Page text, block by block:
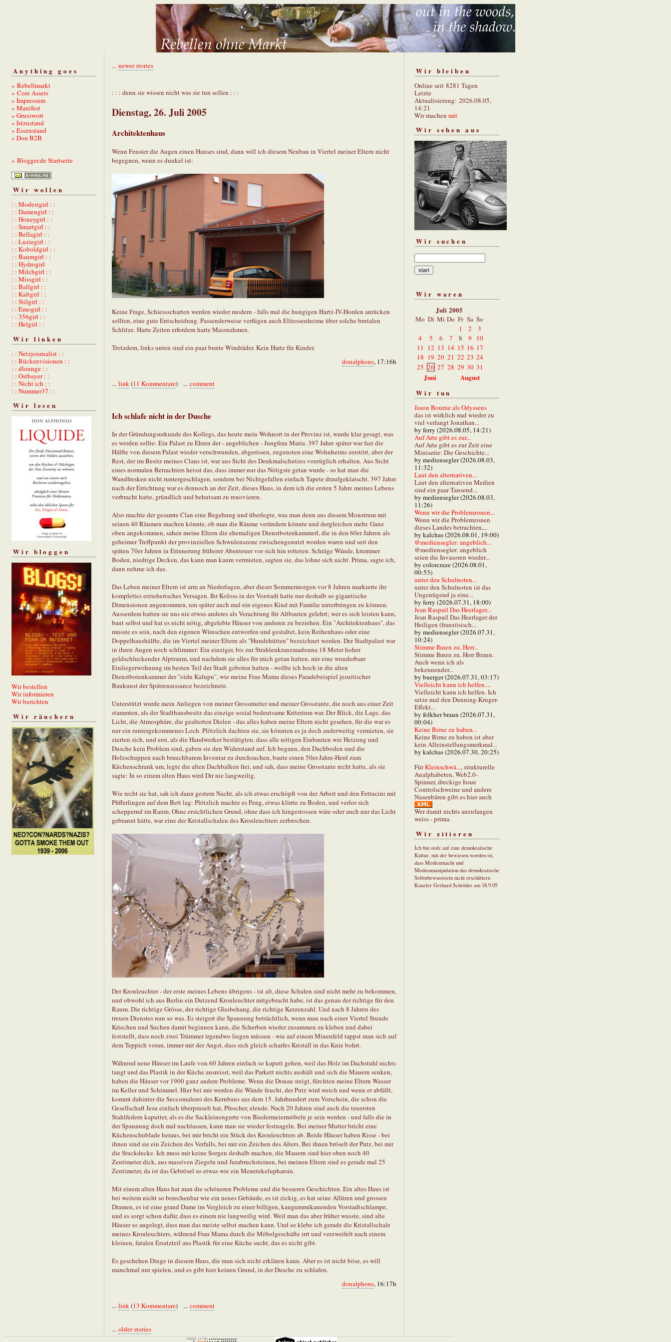
Anything goes
» Rebellmarkt
» Core Assets
» Impressum
» Manifest
» Grusswort
» Istzustand
» Esszustand
» Don B2B
» Blogger.de Startseite
Wir wollen
: : Modestgirl : :
: : Damengirl : :
: : Honeygirl : :
: : Smartgirl : :
: : Bellagirl : :
: : Luziegirl : :
: : Koboldgirl : :
: : Baumgirl : :
: : Hydrogirl
: : Milchgirl : :
: : Missgirl : :
: : Ballgirl : :
: : Kaltgirl : :
: : Stilgirl : :
: : Emogirl : :
: : 356girl : :
: : Helgirl : :
Wir linken
: : Netzjournalist : :
: : Rückenvisionen : :
: : dlounge : :
: : Ostbayer : :
: : Nicht ich : :
: : Nummer37 : :
Wir lesen
Wir bloggen
Wir bestellen
Wir informieren
Wir berichten
Wir räuchern
... newer stories
: : : denn sie wissen nicht was sie tun sollen : : :
Dienstag, 26. Juli 2005
Architektenhaus
Wenn Fenster die Augen einen Hauses sind, dann will ich diesem Neubau in Viertel meiner Eltern nicht
begegnen, wenn es dunkel ist:
Keine Frage, Schiessscharten werden wieder modern - falls mal die hungigen Hartz-IV-Horden anrücken
sollten, eine gute Entscheidung. Passenderweise verfügen auch Elitessenheime über solche brutalen
Schlitze. Harte Zeiten erfordern harte Massnahmen.
Trotzdem, links unten sind ein paar bunte Windräder. Kein Hartz für Kinder.
donalphons, 17:16h
... link (11 Kommentare) ... comment
Ich schlafe nicht in der Dusche
In der Gründungsurkunde des Kollegs, das heute mein Wohnort in der Provinz ist, wurde klar gesagt, was
es werden sollte: Ein Palast zu Ehren der - angeblichen - Jungfrau Maria. 397 Jahre später war fast die
Hälfte von diesem Palast wieder verschwunden, abgerissen, zugunsten eine Wohnheims zerstört, aber der
Rest, der im Besitz meines Clans ist, war aus Sicht des Denkmalschutzes vorzüglich erhalten. Aus Sicht
eines normalen Betrachters heisst das, dass immer nur das Nötigste getan wurde - so hat man die
Wandfresken nicht runtergeschlagen, sondern bei Nichtgefallen einfach Tapete draufgeklatscht. 397 Jahre
nach der Errichtung war es dennoch an der Zeit, dieses Haus, in dem ich die ersten 5 Jahre meines Lebens
verbracht hatte, gründlich und behutsam zu renovieren.
Also machte der gesamte Clan eine Begehung und überlegte, was man denn aus diesem Monstrum mit
seinen 40 Räumen machen könnte, ob man die Räume verändern könnte und dergleichen mehr. Ganz
oben angekommen, sahen meine Eltern die ehemaligen Dienstbotenkammerl, die in den 60er Jahren als
geheimer Treffpunkt der provinziellen Schwulenszene zwischengenutzt worden waren und seit den
späten 70er Jahren in Erinnerung früherer Abenteuer vor sich hin rotteten. Schräge Wände, krummer
Boden, niedrige Decken, das kann man kaum vermieten, sagten sie, das lohne sich nicht. Prima, sagte ich,
dann nehme ich das.
Das Leben meiner Eltern ist arm an Niederlagen, aber dieser Sommermorgen vor 8 Jahren markierte ihr
komplettes erzieherisches Versagen. Ihr Koloss in der Vorstadt hatte nur deshalb so gigantische
Dimensionen angenommen, um später auch mal ein eigenes Kind mit Familie unterbringen zu können.
Ausserdem hatten sie uns nie etwas anderes als Verachtung für Altbauten gelehrt; wer es sich leisten kann,
baut selbst und hat es nicht nötig, abgelebte Häuser von anderen zu beziehen. Ein "Architektenhaus", das
musste es sein, nach den eigenen Wünschen entworfen und gestaltet, kein Reihenhaus oder eine
Doppelhaushälfte, die im Viertel meiner Eltern als "Hundehütten" bezeichnet werden. Der Stadtpalast war
in ihren Augen noch schlimmer: Ein einziger, bis zur Strahlenkranzmadonna 18 Meter hoher
geldschluckender Alptraum, und nachdem sie alles für mich getan hatten, mir eine wunderbare
Einliegerwohnung im besten Teil der Stadt geboten hatten - wollte ich hoch in die alten
Dienstbotenkammer der "oidn Kalupn", wie meine Frau Mama dieses Paradebeispiel jesuitischer
Baukunst der Spätrenaissance bezeichnete.
Unterstützt wurde mein Anliegen von meiner Grossmutter und meiner Grosstante, die noch aus einer Zeit
stammten, als der Stadthausbesitz das einzige sozial bedeutsame Kriterium war. Der Blick, die Lage, das
Licht, die Atmosphäre, die gealterten Dielen - das alles haben meine Eltern nicht gesehen, für die war es
nur ein runtergekommenes Loch. Plötzlich dachten sie, sie könnten es ja doch anderweitig vermieten, sie
zierten sich, und erst, als die Handwerker bestätigten, dass alle nötigen Einbauten wie Heizung und
Dusche kein Problem sind, gaben sie den Widerstand auf. Ich begann, den Dachboden und die
Holzschuppen nach brauchbarem Inventar zu durchsuchen, baute einen 50er-Jahre-Herd zum
Küchenschrank um, legte die alten Dachbalken frei, und sah, dass meine Grosstante recht hatte, als sie
sagte: In so einem alten Haus wird Dir nie langweilig.
Wie recht sie hat, sah ich dann gestern Nacht, als ich etwas erschöpft von der Arbeit und den Fettucini mit
Pfifferlingen auf dem Bett lag: Plötzlich machte es Peng, etwas klirrte zu Boden, und verlor sich
scheppernd im Raum. Ohne ersichtlichen Grund, ohne dass ich hingestossen wäre oder auch nur das Licht
gebrannt hätte, war eine der Kristallschalen des Kronleuchters zerbrochen.
Der Kronleuchter - der erste meines Lebens übrigens - ist alt, diese Schalen sind nicht mehr zu bekommen,
und obwohl ich aus Berlin ein Dutzend Kronleuchter mitgebracht habe, ist das genau der richtige für den
Raum. Die richtige Grösse, der richtige Glasbehang, die richtige Kerzenzahl. Und nach 8 Jahren des
treuen Dienstes nun so was. Es steigert die Spannung beträchtlich, wenn man nach einer Viertel Stunde
Kriechen und Suchen damit beginnen kann, die Scherben wieder zusammen zu kleben und dabei
feststellt, dass noch zwei Trümmer irgendwo liegen müssen - wie auf einem Minenfeld tappst man sich auf
dem Teppich voran, immer mit der Angst, dass sich gleich scharfes Kristall in das Knie bohrt.
Während neue Häuser im Laufe von 60 Jahren einfach so kaputt gehen, weil das Holz im Dachstuhl nichts
taugt und das Plastik in der Küche ausreisst, weil das Parkett nichts aushält und sich die Mauern senken,
haben die Häuser vor 1900 ganz andere Probleme. Wenn die Donau steigt, fürchten meine Eltern Wasser
im Keller und Schimmel. Hier bei mir werden die Wände feucht, der Putz wird weich und wenn er abfällt,
kommt dahinter die Seccomalerei des Kernbaus aus dem 15. Jahrhundert zum Vorschein, die schon die
Gesellschaft Jesu einfach überpinselt hat, Pfuscher, elende. Nach 20 Jahren sind auch die teuersten
Stahlfedern kaputter, als es die Sackleinengurte von Biedermeiermöbeln je sein werden - und falls die in
der Spannung doch mal nachlassen, kann man sie wieder festnageln. Bei meiner Mutter bricht eine
Küchenschublade heraus, bei mir bricht ein Stück des Kronleuchters ab. Beide Häuser haben Risse - bei
ihnen sind sie ein Zeichen des Verfalls, bei mir ein Zeichen des Alters. Bei ihnen bröselt der Putz, bei mir
die Stuckdecke. Ich muss mir keine Sorgen deshalb machen, die Mauern sind hier oben noch 40
Zentimeter dick, aus massiven Ziegeln und Jurabruchsteinen, bei meinen Eltern sind es gerade mal 25
Zentimeter, da ist das Gebrösel so etwas wie ein Menetekelupharsin.
Mit einem alten Haus hat man die schöneren Probleme und die besseren Geschichten. Ein altes Haus ist
bei weitem nicht so berechenbar wie ein neues Gebäude, es ist zickig, es hat seine Allüren und grossen
Dramen, es ist eine grand Dame im Vergleich zu einer billigen, kaugummikauenden Vorstadtschlampe,
und es sorgt schon dafür, dass es einem nie langweilig wird. Weil man das aber früher wusste, sind alte
Häuser so angelegt, dass man das meiste selbst machen kann. Und so klebe ich gerade die Kristallschale
meines Kronleuchters, während Frau Mama durch die Möbelgeschäfte irrt und verzweifelt nach einem
kleinen, fatalen Ersatzteil aus Plastik für eine Küche sucht, das es nicht gibt.
Es geschehen Dinge in diesem Haus, die man sich nicht erklären kann. Aber es ist nicht böse, es will
manchmal nur spielen, und es gibt hier keinen Grund, in der Dusche zu schlafen.
donalphons, 16:17h
... link(13 Kommentare) ... comment
... older stories
Wir bleiben
Online seit 8281 Tagen
Letzte
Aktualisierung: 2026.08.05,
14:21
Wir machen mit
Wir sehen aus
Wir suchen
Wir waren
Juli 2005
Mo Di Mi Do Fr Sa So
1
2
3
4
5 6 7 8 9
10
11 12 13 14 15 16 17
18 19 20 21 22 23 24
25 26 27 28 29 30 31
Juni
August
Wir tun
Jason Bourne als Odysseus
das ist wirklich mal wieder zu
viel verlangt Jonathan...
by ferry (2026.08.05, 14:21)
Auf Arte gibt es zur...
Auf Arte gibt es zur Zeit eine
Miniserie: Die Geschichte...
by mediensegler (2026.08.03,
11:32)
Laut den alternativen...
Laut den alternativen Medien
sind ein paar Tausend...
by mediensegler (2026.08.03,
11:26)
Wenn wir die Problemzonen...
Wenn wir die Problemzonen
dieses Landes betrachten,...
by kalchas (2026.08.01, 19:00)
@mediensegler: angeblich...
@mediensegler: angeblich
seien die Invasoren wieder...
by colorcraze (2026.08.01,
00:53)
unter den Schulnoten...
unter den Schulnoten ist das
Ungenügend ja eine...
by ferry (2026.07.31, 18:00)
Jean Raspail Das Heerlager...
Jean Raspail Das Heerlager der
Heiligen (französisch...
by mediensegler (2026.07.31,
10:24)
Stimme Ihnen zu, Herr...
Stimme Ihnen zu, Herr Braun.
Auch wenn ich als
bekennender...
by buerger (2026.07.31, 03:17)
Vielleicht kann ich helfen....
Vielleicht kann ich helfen. Ich
setze mal den Dunning-Kruger-
Effekt...
by folkher braun (2026.07.31,
00:04)
Keine Birne zu haben...
Keine Birne zu haben ist aber
kein Alleinstellungsmerkmal...
by kalchas (2026.07.30, 20:25)
FürKleinschwä..., strukturelle
Analphabeten, Web2.0-
Spinner, dreckige Issue
Controlschweine und andere
Nasenbären gibt es hier auch
Wer damit nichts anzufangen
weiss - prima.
Wir zitieren
Ich bin stolz auf eine demokratische
Kultur, mit der bewiesen worden ist,
dass Medienmacht und
Medienmanipulation das demokratische
Selbstbewusstsein nicht erschüttern
Kanzler Gerhard Schröder am 18.9.05